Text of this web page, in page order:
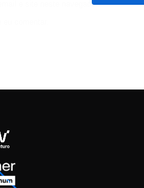
e site neste navegador